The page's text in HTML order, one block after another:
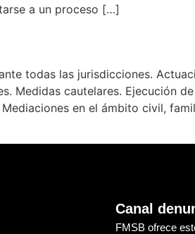
a un proceso […]
todas las jurisdicciones.
Medidas cautelares. Ejecución
en el ámbito civil,
Canal
FMSB ofrece